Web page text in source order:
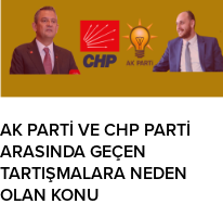
Belediye Binası’nda düzenlenen
imza töreninde konuşan
Büyükşehir Belediye Başkanı
Mustafa Bozbey, kente değer
katmak ve halkın sorunlarına
çözüm üretmek için ekip olarak
çalıştıklarını söyledi. Katkılarından
dolayı...
AK PARTİ VE CHP PARTİ
ARASINDA GEÇEN
TARTIŞMALARA NEDEN
OLAN KONU